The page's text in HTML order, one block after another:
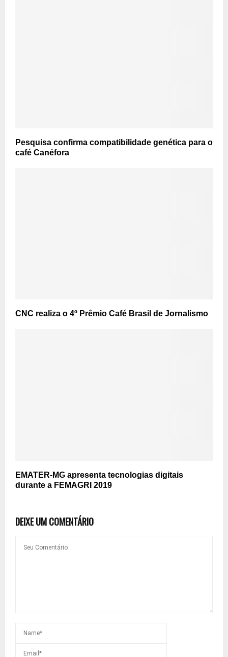
Pesquisa confirma compatibilidade genética para o
café Canéfora
CNC realiza o 4º Prêmio Café Brasil de Jornalismo
EMATER-MG apresenta tecnologias digitais
durante a FEMAGRI 2019
DEIXE UM COMENTÁRIO